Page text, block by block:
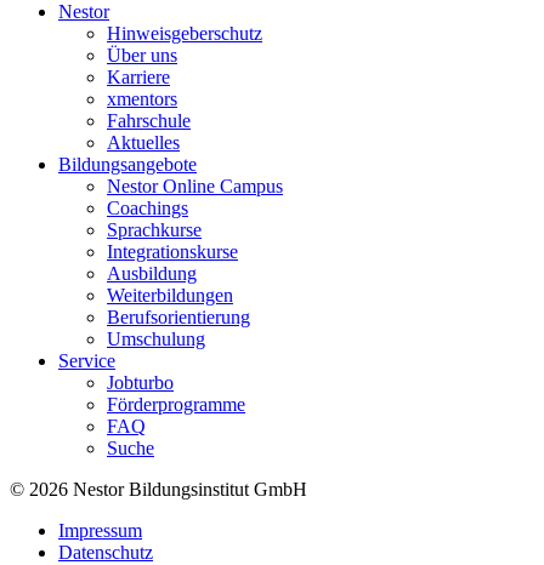
Nestor
Hinweisgeberschutz
Über uns
Karriere
xmentors
Fahrschule
Aktuelles
Bildungsangebote
Nestor Online Campus
Coachings
Sprachkurse
Integrationskurse
Ausbildung
Weiterbildungen
Berufsorientierung
Umschulung
Service
Jobturbo
Förderprogramme
FAQ
Suche
© 2026 Nestor Bildungsinstitut GmbH
Impressum
Datenschutz